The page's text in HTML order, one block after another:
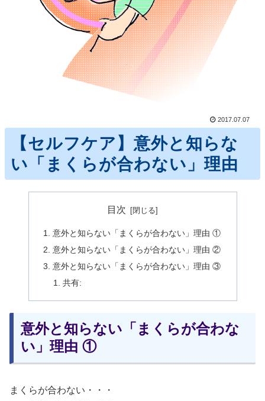
2017.07.07
【セルフケア】意外と知らな
い「まくらが合わない」理由
目次
意外と知らない「まくらが合わない」理由 ①
意外と知らない「まくらが合わない」理由 ②
意外と知らない「まくらが合わない」理由 ③
共有:
意外と知らない「まくらが合わな
い」理由 ①
まくらが合わない・・・